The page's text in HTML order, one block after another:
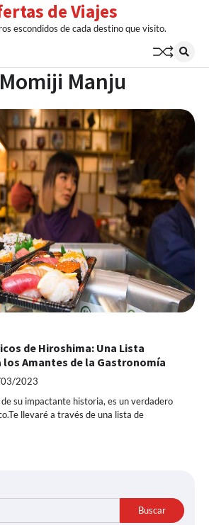
de Viajes
escondidos de cada destino que visito.
Momiji Manju
de Hiroshima: Una Lista
Amantes de la Gastronomía
2023
su impactante historia, es un verdadero
llevaré a través de una lista de
Buscar